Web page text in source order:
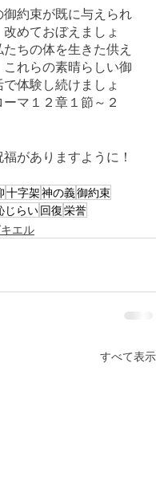
約束が既に与えられ
めておぼえましょ
ちの体を生きた供え
れらの素晴らしい御
体験し続けましょ
マ１２章１節～２
がありますように！
十字架神の義御約束
じらい回復栄誉
エル
すべて表示